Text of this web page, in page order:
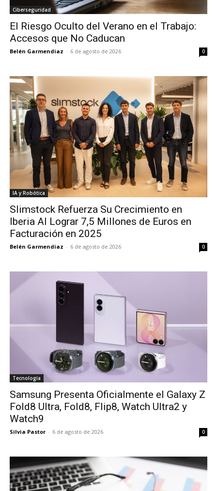
Ciberseguridad
El Riesgo Oculto del Verano en el Trabajo:
Accesos que No Caducan
Belén Garmendiaz - 6 de agosto de 2026 0
IA y Robótica
Slimstock Refuerza Su Crecimiento en
Iberia Al Lograr 7,5 Millones de Euros en
Facturación en 2025
Belén Garmendiaz - 6 de agosto de 2026 0
Tecnología
Samsung Presenta Oficialmente el Galaxy Z
Fold8 Ultra, Fold8, Flip8, Watch Ultra2 y
Watch9
Silvia Pastor - 6 de agosto de 2026 0